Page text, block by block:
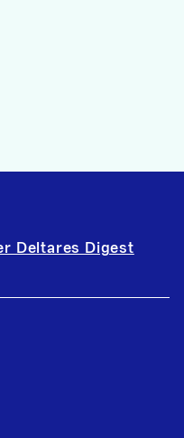
Deltares Digest